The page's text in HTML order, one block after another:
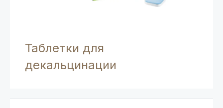
Таблетки для
декальцинации